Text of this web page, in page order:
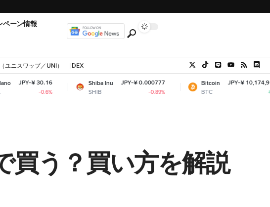
ペーン情報
ユニスワップ／UNI） DEX
30.16
Shiba Inu
JPY-¥ 0.000777 JPY-¥ 10,174,915.46
う？買い方を解説